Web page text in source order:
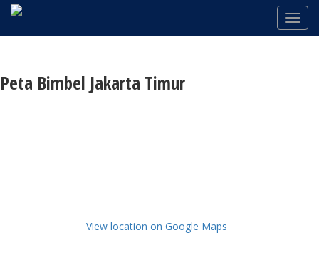
Peta Bimbel Jakarta Timur
View location on Google Maps